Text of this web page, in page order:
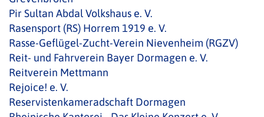
Pir Sultan Abdal Volkshaus e. V.
Rasensport (RS) Horrem 1919 e. V.
Rasse-Geflügel-Zucht-Verein Nievenheim (RGZV)
Reit- und Fahrverein Bayer Dormagen e. V.
Reitverein Mettmann
Rejoice! e. V.
Reservistenkameradschaft Dormagen